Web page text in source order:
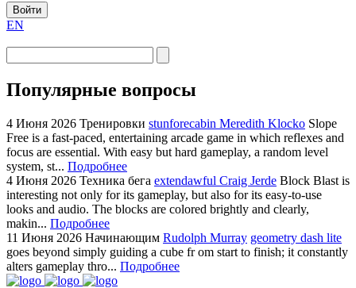
Войти
EN
Популярные вопросы
4 Июня 2026 Тренировки stunforecabin Meredith Klocko Slope
Free is a fast-paced, entertaining arcade game in which reflexes and
focus are essential. With easy but hard gameplay, a random level
system, st... Подробнее
4 Июня 2026 Техника бега extendawful Craig Jerde Block Blast is
interesting not only for its gameplay, but also for its easy-to-use
looks and audio. The blocks are colored brightly and clearly,
makin... Подробнее
11 Июня 2026 Начинающим Rudolph Murray geometry dash lite
goes beyond simply guiding a cube fr om start to finish; it constantly
alters gameplay thro... Подробнее